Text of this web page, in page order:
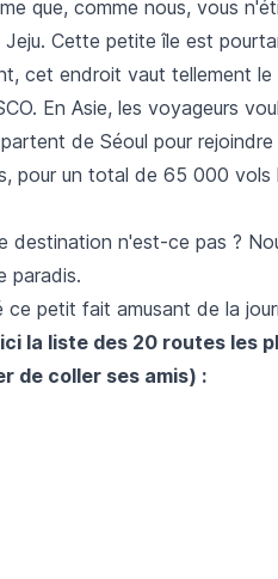
que, comme nous, vous
Cette petite île est
cet endroit vaut tellement le
En Asie, les voyageurs
de Séoul pour
pour un total de 65 000 vols
destination n'est-ce pas ?
paradis.
ce petit fait amusant de la
la liste des 20 routes les
de coller ses amis) :